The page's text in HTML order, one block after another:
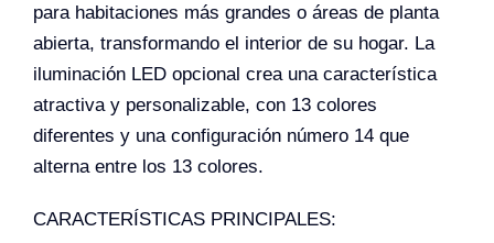
para habitaciones más grandes o áreas de planta
abierta, transformando el interior de su hogar. La
iluminación LED opcional crea una característica
atractiva y personalizable, con 13 colores
diferentes y una configuración número 14 que
alterna entre los 13 colores.
CARACTERÍSTICAS PRINCIPALES: